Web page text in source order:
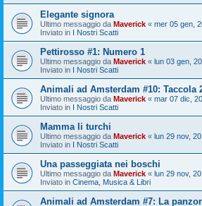
Elegante signora
Ultimo messaggio da Maverick « mer 05 gen,
Inviato in I Nostri Scatti
Pettirosso #1: Numero 1
Ultimo messaggio da Maverick « lun 03 gen,
Inviato in I Nostri Scatti
Animali ad Amsterdam #10: Taccola
Ultimo messaggio da Maverick « mar 07 dic,
Inviato in I Nostri Scatti
Mamma li turchi
Ultimo messaggio da Maverick « lun 29 nov,
Inviato in I Nostri Scatti
Una passeggiata nei boschi
Ultimo messaggio da Maverick « lun 29 nov,
Inviato in Cinema, Musica & Libri
Animali ad Amsterdam #7: La